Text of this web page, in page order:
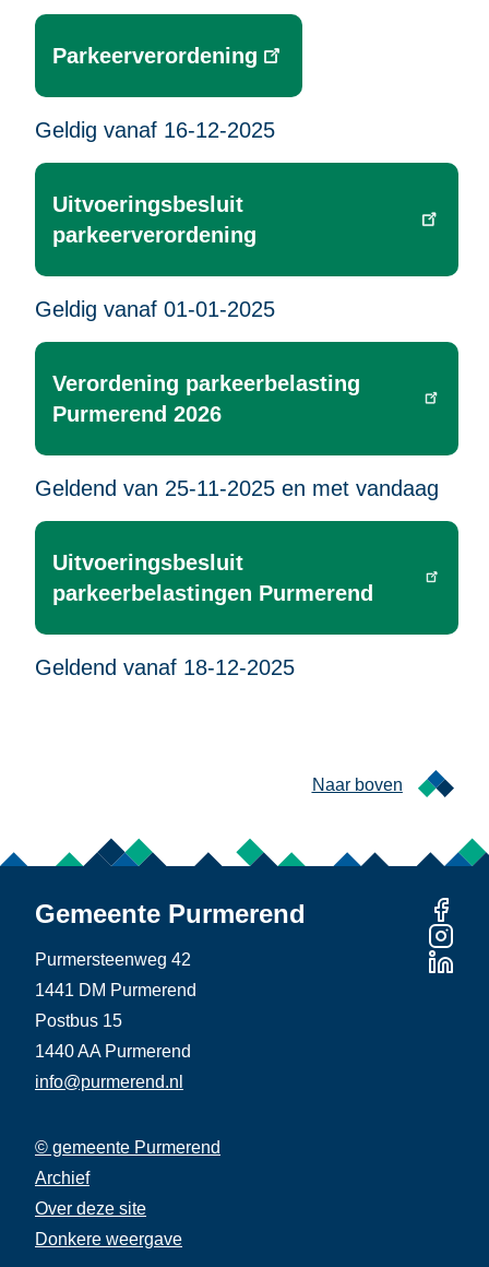
Parkeerverordening
Geldig vanaf 16-12-2025
Uitvoeringsbesluit
parkeerverordening
Geldig vanaf 01-01-2025
Verordening parkeerbelasting
Purmerend 2026
Geldend van 25-11-2025 en met vandaag
Uitvoeringsbesluit
parkeerbelastingen Purmerend
Geldend vanaf 18-12-2025
Naar boven
Gemeente Purmerend
Purmersteenweg 42
1441 DM Purmerend
Postbus 15
1440 AA Purmerend
info@purmerend.nl
Linker
Footer
© gemeente Purmerend
Rechter
Footer
Archief
Over deze site
Donkere weergave